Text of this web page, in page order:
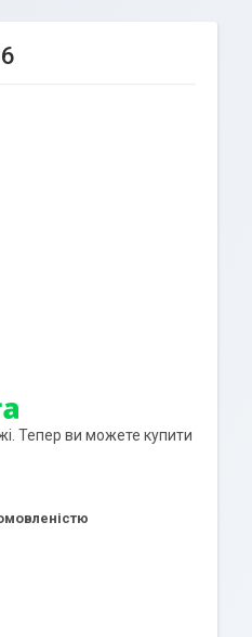
Тепер ви можете купити